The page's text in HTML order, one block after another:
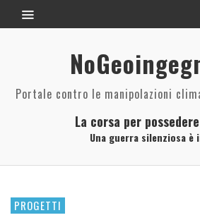
Portale contro le manipolazioni
La corsa per
Una guerra silenziosa è
PROGETTI